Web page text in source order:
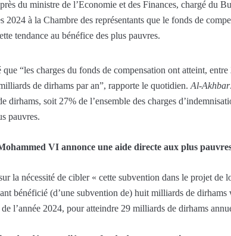
du ministre de l’Economie et des Finances, chargé du
2024 à la Chambre des représentants que le fonds de
tendance au bénéfice des plus pauvres.
“les charges du fonds de compensation ont atteint,
de dirhams par an”, rapporte le quotidien. Al-Akhbar
dirhams, soit 27% de l’ensemble des charges
pauvres.
VI annonce une aide directe aux plus
la nécessité de cibler « cette subvention dans le projet
bénéficié (d’une subvention de) huit milliards de
l’année 2024, pour atteindre 29 milliards de dirhams